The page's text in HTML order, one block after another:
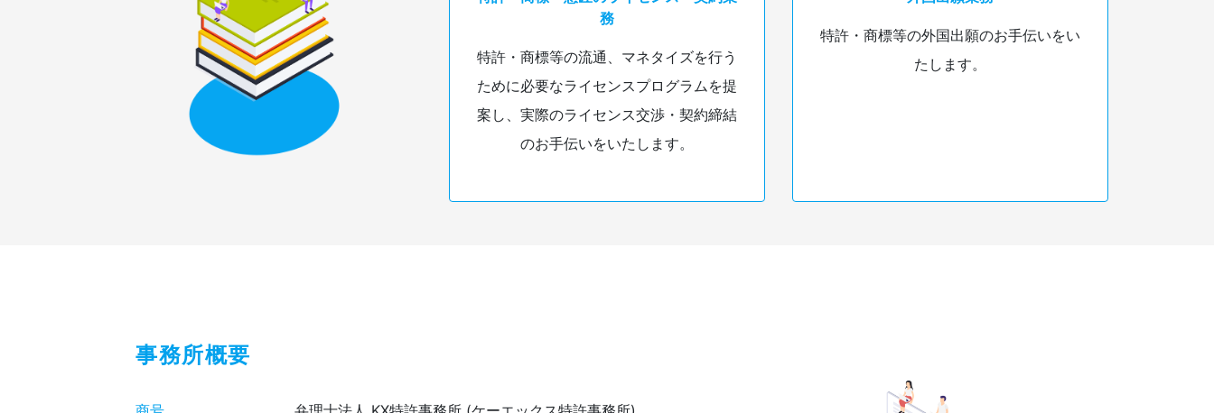
務
特許・商標等の流通、マネタイズを行う
ために必要なライセンスプログラムを提
案し、実際のライセンス交渉・契約締結
のお手伝いをいたします。
特許・商標等の外国出願のお手伝いをい
たします。
事務所概要